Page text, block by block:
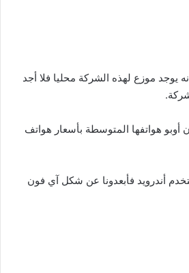
يوجد موزع لهذه الشركة محليا فلا أجد
أوبو هواتفها المتوسطة بأسعار هواتف
أندرويد فأبعدونا عن شكل آي فون